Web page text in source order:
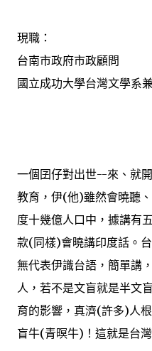
現職：
台南市政府市政顧問
國立成功大學台灣文學系
一個囝仔對出世--來、就
教育，伊(他)雖然會曉聽
度十幾億人口中，據講有
款(同樣)會曉講印度話。
無代表伊識台語，簡單講
人，若不是文盲就是半文
育的影響，真濟(許多)人
盲牛(青暝牛)！這就是台